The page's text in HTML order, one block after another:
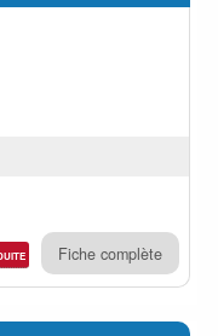
Fiche complète